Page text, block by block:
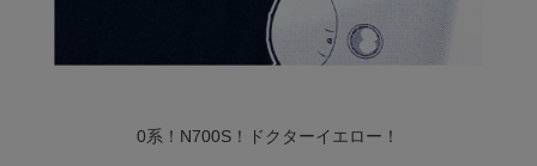
0系！N700S！ドクターイエロー！